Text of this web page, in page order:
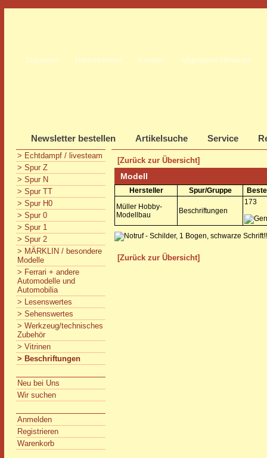
Startseite Unternehmen Kontakt Allgemeine Hinweise
Newsletter bestellen Artikelsuche Service
> Echtdampf / livesteam
> Spur Z
> Spur N
> Spur TT
> Spur H0
> Spur 0
> Spur 1
> Spur 2
> MÄRKLIN / besondere
Modelle
> Ferrari + andere
Automodelle und
Automobilia
> Lesenswertes
> Sehenswertes
> Werkzeug/technisches
Zubehör
> Vitrinen
> Beschriftungen
Neu bei Uns
Wir suchen
Anmelden
Registrieren
Warenkorb
[Zurück zur Übersicht]
Modell
Hersteller Spur/Gruppe
Müller Hobby-
Modellbau
Beschriftungen
173
[Zurück zur Übersicht]